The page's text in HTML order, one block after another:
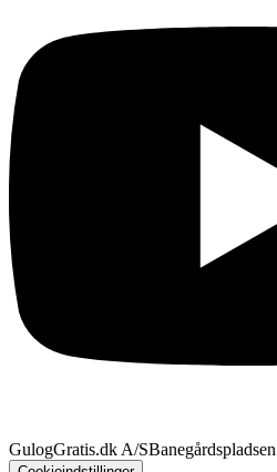
GulogGratis.dk A/SBanegårdspladsen